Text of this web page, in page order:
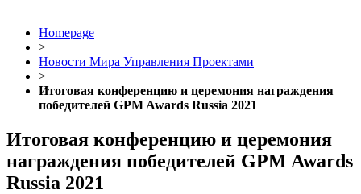
Homepage
>
Новости Мира Управления Проектами
>
Итоговая конференцию и церемония награждения
победителей GPM Awards Russia 2021
Итоговая конференцию и церемония
награждения победителей GPM Awards
Russia 2021